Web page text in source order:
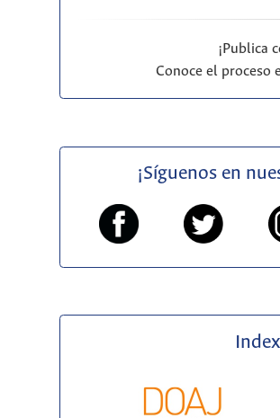
¡Publica
Conoce el
¡Síguenos en